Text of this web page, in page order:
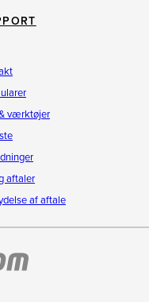
værktøjer
aftaler
af aftale